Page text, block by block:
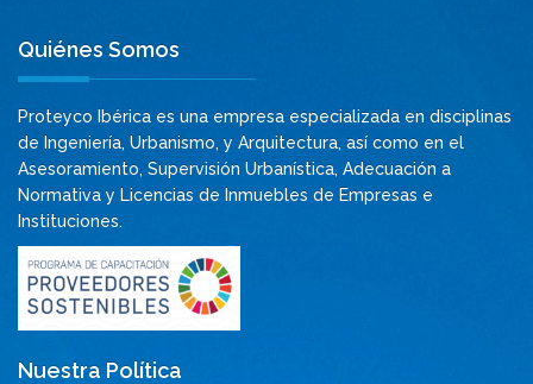
Quiénes Somos
Proteyco Ibérica es una empresa especializada en disciplinas
de Ingeniería, Urbanismo, y Arquitectura, así como en el
Asesoramiento, Supervisión Urbanística, Adecuación a
Normativa y Licencias de Inmuebles de Empresas e
Instituciones.
Nuestra Política